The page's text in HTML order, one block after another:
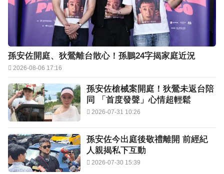
孫安佐開庭、狄鶯離台散心！孫鵬24字揭家庭近況
2026-08-06 17:16
孫安佐槍械案開庭！狄鶯未返台陪
同 「首度發聲」心情超輕鬆
2026-07-31 10:26
孫安佐今出庭後敬禮離開 前經紀
人親揭私下互動
2026-07-30 15:39